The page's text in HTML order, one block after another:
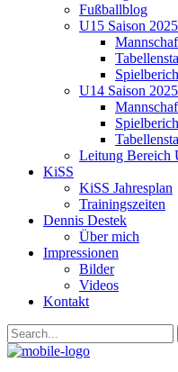
Fußballblog
U15 Saison
U14 Saison
Leitung Bereich
KiSS
KiSS Jahresplan
Trainingszeiten
Dennis Destek
Über mich
Impressionen
Bilder
Videos
Kontakt